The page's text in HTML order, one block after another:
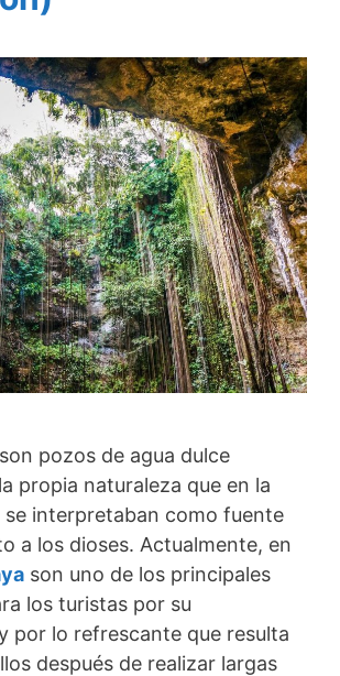
pozos de agua dulce
propia naturaleza que en la
se interpretaban como fuente
a los dioses. Actualmente, en
son uno de los principales
los turistas por su
por lo refrescante que resulta
después de realizar largas